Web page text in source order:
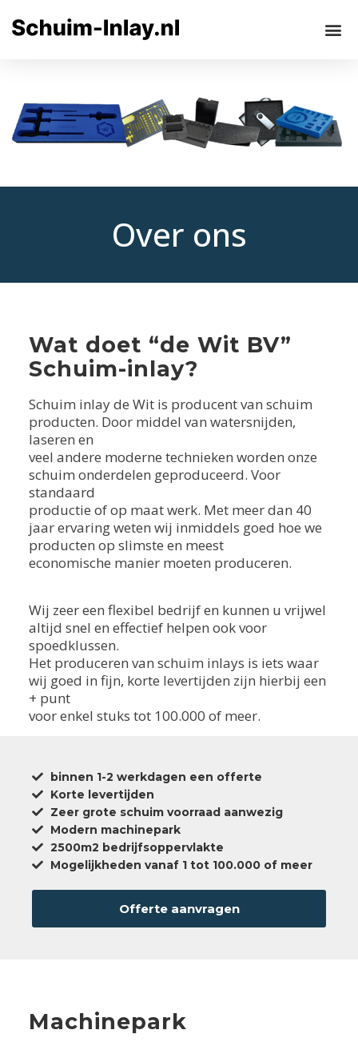
Over ons
Wat doet “de Wit BV”
Schuim-inlay?
Schuim inlay de Wit is producent van schuim
producten. Door middel van watersnijden,
laseren en
veel andere moderne technieken worden onze
schuim onderdelen geproduceerd. Voor
standaard
productie of op maat werk. Met meer dan 40
jaar ervaring weten wij inmiddels goed hoe we
producten op slimste en meest
economische manier moeten produceren.
Wij zeer een flexibel bedrijf en kunnen u vrijwel
altijd snel en effectief helpen ook voor
spoedklussen.
Het produceren van schuim inlays is iets waar
wij goed in fijn, korte levertijden zijn hierbij een
+ punt
voor enkel stuks tot 100.000 of meer.
binnen 1-2 werkdagen een offerte
Korte levertijden
Zeer grote schuim voorraad aanwezig
Modern machinepark
2500m2 bedrijfsoppervlakte
Mogelijkheden vanaf 1 tot 100.000 of meer
Offerte aanvragen
Machinepark